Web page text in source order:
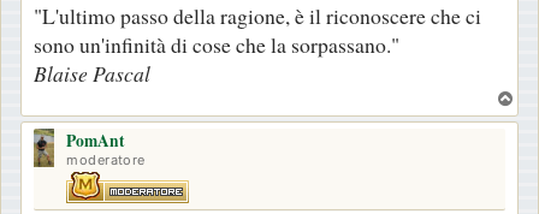
"L'ultimo passo della ragione, è il riconoscere che ci
sono un'infinità di cose che la sorpassano."
Blaise Pascal
o
PomAnt
moderatore